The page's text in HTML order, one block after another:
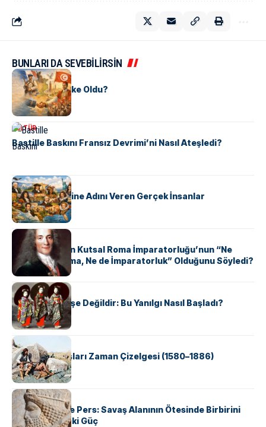
BUNLARI DA SEVEBİLİRSİN
KÜLTÜR
Tunus Nasıl Ülke Oldu?
KÜLTÜR
Bastille Baskını Fransız Devrimi’ni Nasıl Ateşledi?
KÜLTÜR
ABD Eyaletlerine Adını Veren Gerçek İnsanlar
KÜLTÜR
Voltaire Neden Kutsal Roma İmparatorluğu’nun “Ne
Kutsal, Ne Roma, Ne de İmparatorluk” Olduğunu Söyledi?
KÜLTÜR
Geyşalar Fahişe Değildir: Bu Yanılgı Nasıl Başladı?
KÜLTÜR
Apache Savaşları Zaman Çizelgesi (1580–1886)
KÜLTÜR
Antik Yunan ve Pers: Savaş Alanının Ötesinde Birbirini
Şekillendiren İki Güç